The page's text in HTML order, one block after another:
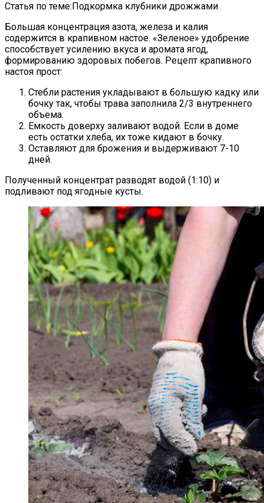
Статья по теме:Подкормка клубники дрожжами
Большая концентрация азота, железа и калия
содержится в крапивном настое. «Зеленое» удобрение
способствует усилению вкуса и аромата ягод,
формированию здоровых побегов. Рецепт крапивного
настоя прост:
Стебли растения укладывают в большую кадку или
бочку так, чтобы трава заполнила 2/3 внутреннего
объема.
Емкость доверху заливают водой. Если в доме
есть остатки хлеба, их тоже кидают в бочку.
Оставляют для брожения и выдерживают 7-10
дней.
Полученный концентрат разводят водой (1:10) и
подливают под ягодные кусты.